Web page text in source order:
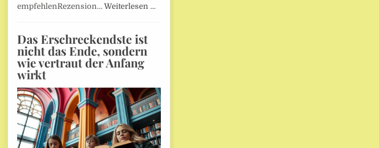
empfehlenRezension… Weiterlesen …
Das Erschreckendste ist
nicht das Ende, sondern
wie vertraut der Anfang
wirkt